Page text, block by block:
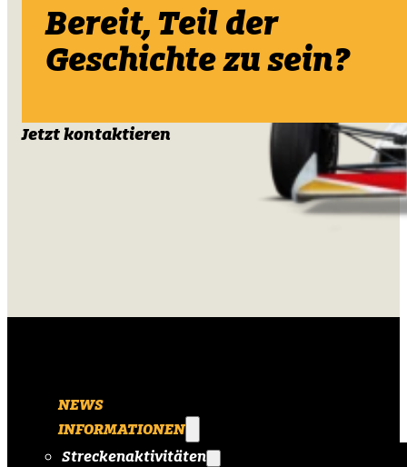
Bereit, Teil der
Geschichte zu sein?
Jetzt kontaktieren
NEWS
INFORMATIONEN
Streckenaktivitäten